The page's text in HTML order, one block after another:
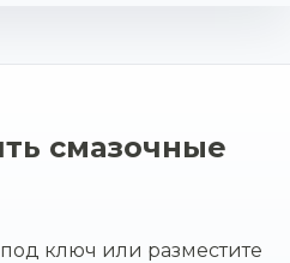
смазочные
ключ или разместите